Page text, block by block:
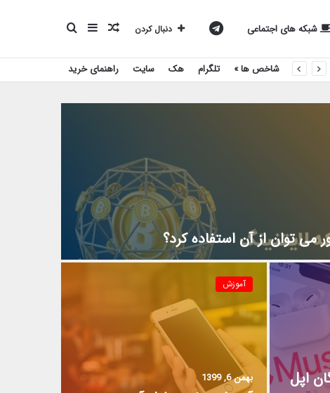
شبکه های اجتماعی کانال
تلگرام
اسکریپت
جستجو
برای
سایدبارنوشته
تصادفی
دنبال کردن
شاخص ها » تلگرام هک سایت راهنمای خرید
توان از آن استفاده کرد؟
اپل
آموزش
بهمن 6, 1399